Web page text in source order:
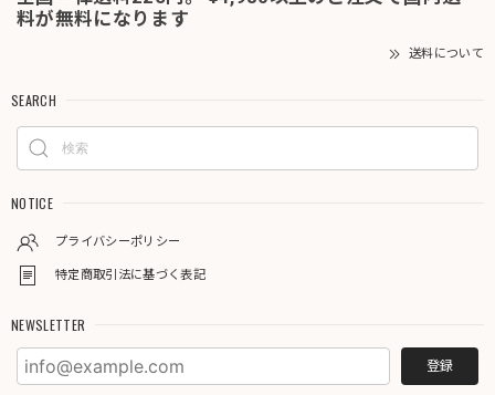
料が無料になります
送料について
SEARCH
NOTICE
プライバシーポリシー
特定商取引法に基づく表記
NEWSLETTER
登録